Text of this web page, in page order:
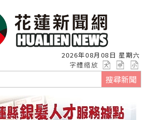
2026年08月08日 星期六
字體縮放
搜尋新聞